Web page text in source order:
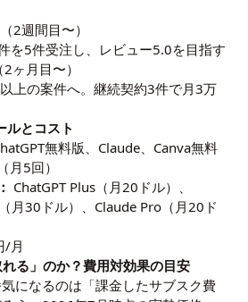
2週間目〜）
を5件受注し、レビュー5.0を目指す
ヶ月目〜）
上の案件へ。継続契約3件で月3万
ルとコスト
無料版、Claude、Canva無料
5回）
ChatGPT Plus（月20ドル）、
月30ドル）、Claude Pro（月20ド
/月
る」のか？費用対効果の目安
になるのは「課金したサブスク費